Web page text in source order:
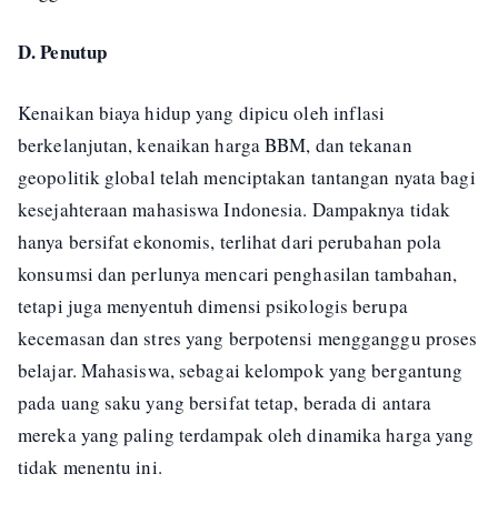
D. Penutup
Kenaikan biaya hidup yang dipicu oleh inflasi
berkelanjutan, kenaikan harga BBM, dan tekanan
geopolitik global telah menciptakan tantangan nyata bagi
kesejahteraan mahasiswa Indonesia. Dampaknya tidak
hanya bersifat ekonomis, terlihat dari perubahan pola
konsumsi dan perlunya mencari penghasilan tambahan,
tetapi juga menyentuh dimensi psikologis berupa
kecemasan dan stres yang berpotensi mengganggu proses
belajar. Mahasiswa, sebagai kelompok yang bergantung
pada uang saku yang bersifat tetap, berada di antara
mereka yang paling terdampak oleh dinamika harga yang
tidak menentu ini.